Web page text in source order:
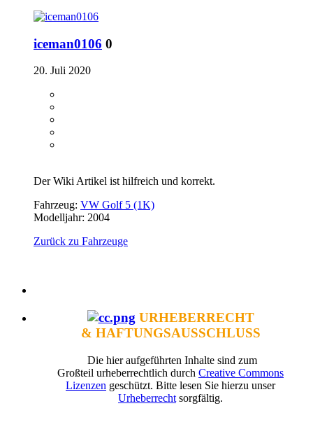
iceman0106 0
20. Juli 2020
Der Wiki Artikel ist hilfreich und korrekt.
Fahrzeug: VW Golf 5 (1K)
Modelljahr: 2004
Zurück zu Fahrzeuge
URHEBERRECHT
& HAFTUNGSAUSSCHLUSS
Die hier aufgeführten Inhalte sind zum
Großteil urheberrechtlich durch Creative Commons
Lizenzen geschützt. Bitte lesen Sie hierzu unser
Urheberrecht sorgfältig.